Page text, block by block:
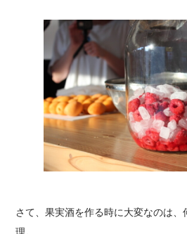
さて、果実酒を作る時に大変なのは
理。